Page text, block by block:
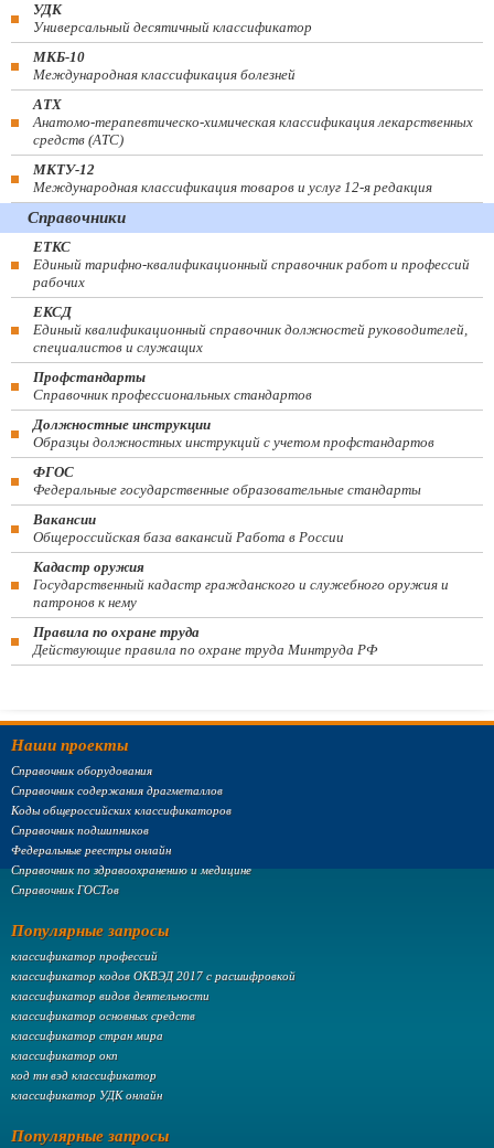
УДК
Универсальный десятичный классификатор
МКБ-10
Международная классификация болезней
АТХ
Анатомо-терапевтическо-химическая классификация лекарственных
средств (ATC)
МКТУ-12
Международная классификация товаров и услуг 12-я редакция
Справочники
ЕТКС
Единый тарифно-квалификационный справочник работ и профессий
рабочих
ЕКСД
Единый квалификационный справочник должностей руководителей,
специалистов и служащих
Профстандарты
Справочник профессиональных стандартов
Должностные инструкции
Образцы должностных инструкций с учетом профстандартов
ФГОС
Федеральные государственные образовательные стандарты
Вакансии
Общероссийская база вакансий Работа в России
Кадастр оружия
Государственный кадастр гражданского и служебного оружия и
патронов к нему
Правила по охране труда
Действующие правила по охране труда Минтруда РФ
Наши проекты
Справочник оборудования
Справочник содержания драгметаллов
Коды общероссийских классификаторов
Справочник подшипников
Федеральные реестры онлайн
Справочник по здравоохранению и медицине
Справочник ГОСТов
Популярные запросы
классификатор профессий
классификатор кодов ОКВЭД 2017 с расшифровкой
классификатор видов деятельности
классификатор основных средств
классификатор стран мира
классификатор окп
код тн вэд классификатор
классификатор УДК онлайн
Популярные запросы